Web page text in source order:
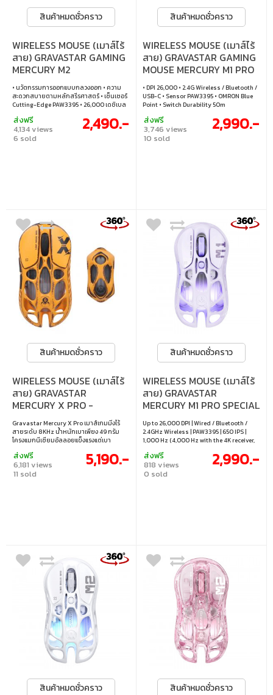
สินค้าหมดชั่วคราว
WIRELESS MOUSE (เมาส์ไร้
สาย) GRAVASTAR GAMING
MERCURY M2
(TRANSPARENT BLACK)
• นวัตกรรมการออกแบบกลวงออก • ความ
สะดวกสบายตามหลักสรีรศาสตร์ • เซ็นเซอร์
Cutting-Edge PAW3395 • 26,000 เดซิเบล
• 5 ปุ่มที่ตั้งโปรแกรมได้
ส่งฟรี
4,134 views
6 sold
2,490.-
สินค้าหมดชั่วคราว
WIRELESS MOUSE (เมาส์ไร้
สาย) GRAVASTAR GAMING
MOUSE MERCURY M1 PRO
(BLACK/WHITE)
• DPI 26,000 • 2.4G Wireless / Bluetooth /
USB-C • Sensor PAW3395 • OMRON Blue
Point • Switch Durability 50m
ส่งฟรี
3,746 views
10 sold
2,990.-
สินค้าหมดชั่วคราว
WIRELESS MOUSE (เมาส์ไร้
สาย) GRAVASTAR
MERCURY X PRO -
BATTLE-WORN YELLOW
Gravastar Mercury X Pro เมาส์เกมมิ่งไร้
สายระดับ 8KHz น้ำหนักเบาเพียง 49 กรัม
โครงแมกนีเซียมอัลลอยแข็งแรงแต่เบา
เยี่ยม ลดเหงื่อ มือไม่ล้า พร้อมอัตรารีเฟรชสูง
ถึง 8,000Hz ตอบสนองไวเพียง 0.125ms •
DPI : สูงสุด 32,000 • เซ็นเซอร์ :PAW 3950 •
ส่งฟรี
6,181 views
11 sold
5,190.-
สินค้าหมดชั่วคราว
WIRELESS MOUSE (เมาส์ไร้
สาย) GRAVASTAR
MERCURY M1 PRO SPECIAL
EDITION - LAVENDER
PURPLE
Up to 26,000 DPI | Wired / Bluetooth /
2.4GHz Wireless | PAW3395 | 650 IPS |
1,000 Hz (4,000 Hz with the 4K receiver,
Windows / macOS
ส่งฟรี
818 views
0 sold
2,990.-
สินค้าหมดชั่วคราว สินค้าหมดชั่วคราว